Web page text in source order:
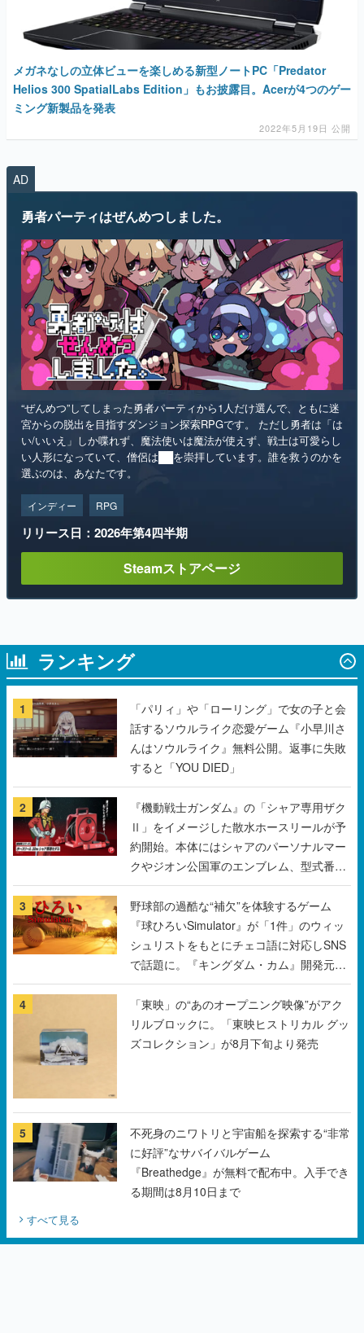
メガネなしの立体ビューを楽しめる新型ノートPC「Predator
Helios 300 SpatialLabs Edition」もお披露目。Acerが4つのゲー
ミング新製品を発表
2022年5月19日 公開
AD
“ぜんめつ”してしまった勇者パーティから1人だけ選んで、ともに迷
宮からの脱出を目指すダンジョン探索RPGです。 ただし勇者は「は
い/いいえ」しか喋れず、魔法使いは魔法が使えず、戦士は可愛らし
選ぶのは、あなたです。
インディー RPG
リリース日：2026年第4四半期
ランキング
1
「パリィ」や「ローリング」で女の子と会
話するソウルライク恋愛ゲーム『小早川さ
んはソウルライク』無料公開。返事に失敗
すると「YOU DIED」
2
『機動戦士ガンダム』の「シャア専用ザク
Ⅱ」をイメージした散水ホースリールが予
約開始。本体にはシャアのパーソナルマー
クやジオン公国軍のエンブレム、型式番号
などを配置
3
野球部の過酷な“補欠”を体験するゲーム
『球ひろいSimulator』が「1件」のウィッ
シュリストをもとにチェコ語に対応しSNS
で話題に。『キングダム・カム』開発元や
チェコのプロ野球選手から称賛の声
4
「東映」の“あのオープニング映像”がアク
リルブロックに。「東映ヒストリカル グッ
ズコレクション」が8月下旬より発売
『Breathedge』が無料で配布中。入手でき
る期間は8月10日まで
すべて見る